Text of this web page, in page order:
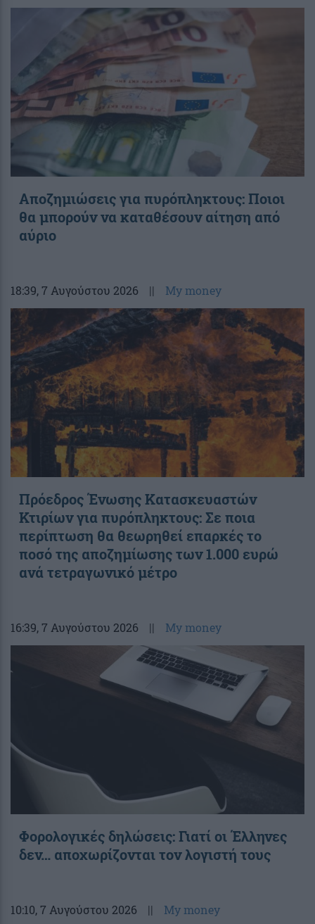
Αποζημιώσεις για πυρόπληκτους: Ποιοι
θα μπορούν να καταθέσουν αίτηση από
αύριο
18:39, 7 Αυγούστου 2026 || My money
Πρόεδρος Ένωσης Κατασκευαστών
Κτιρίων για πυρόπληκτους: Σε ποια
περίπτωση θα θεωρηθεί επαρκές το
ποσό της αποζημίωσης των 1.000 ευρώ
ανά τετραγωνικό μέτρο
16:39, 7 Αυγούστου 2026 || My money
Φορολογικές δηλώσεις: Γιατί οι Έλληνες
δεν… αποχωρίζονται τον λογιστή τους
10:10, 7 Αυγούστου 2026 || My money